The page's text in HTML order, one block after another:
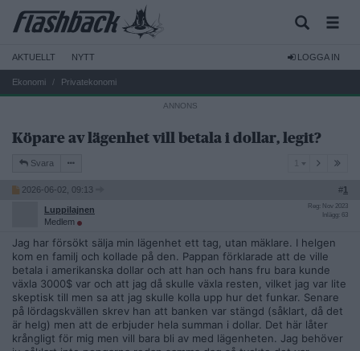
AKTUELLT NYTT LOGGA IN
Ekonomi Privatekonomi
Köpare av lägenhet vill betala i dollar, legit?
Svara
2026-06-02, 09:13 #1
Luppilajnen
Medlem
Reg: Nov 2023
Inlägg: 63
Jag har försökt sälja min lägenhet ett tag, utan mäklare. I helgen
kom en familj och kollade på den. Pappan förklarade att de ville
betala i amerikanska dollar och att han och hans fru bara kunde
växla 3000$ var och att jag då skulle växla resten, vilket jag var lite
skeptisk till men sa att jag skulle kolla upp hur det funkar. Senare
på lördagskvällen skrev han att banken var stängd (såklart, då det
är helg) men att de erbjuder hela summan i dollar. Det här låter
krångligt för mig men vill bara bli av med lägenheten. Jag behöver